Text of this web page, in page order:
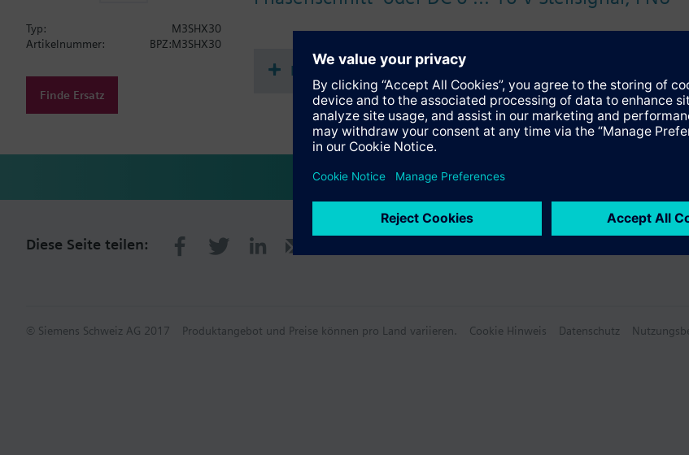
Typ:
M3SHX30
Artikelnummer:
BPZ:M3SHX30
Finde Ersatz
Dokumente
Diese Seite teilen:
© Siemens Schweiz AG 2017 Produktangebot und Preise können pro Land variieren. Cookie Hinweis Datenschutz